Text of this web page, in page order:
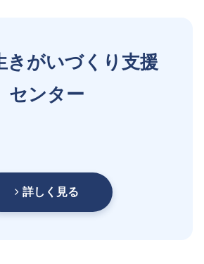
きがいづくり支援
センター
詳しく見る